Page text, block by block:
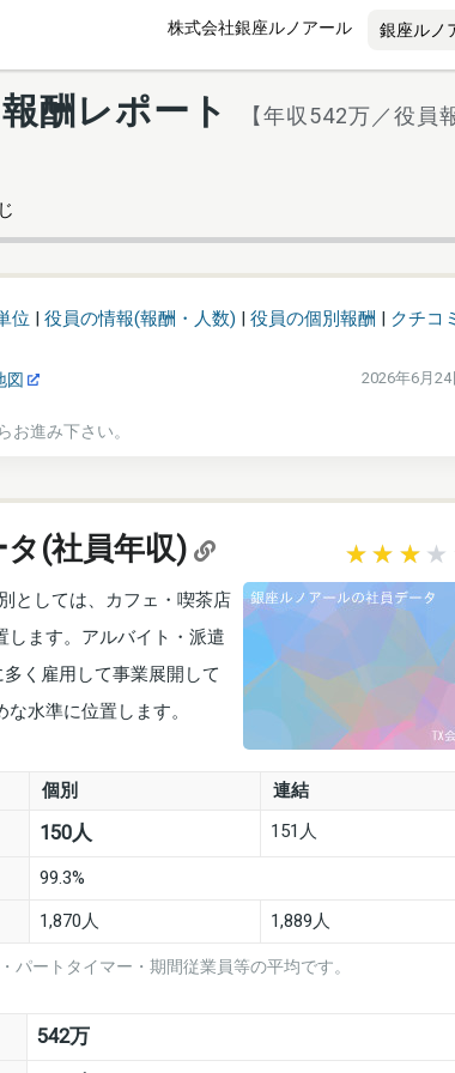
株式会社銀座ルノアール
酬レポート
【年収542万／役員
位 | 役員の情報(報酬・人数) | 役員の個別報酬 | クチコ
図 2026年6月
お進み下さい。
(社員年収)
としては、カフェ・喫茶店
します。アルバイト・派遣
く雇用して事業展開して
水準に位置します。
個別
連結
150人 151人
99.3%
1,870人 1,889人
パートタイマー・期間従業員等の平均です。
542万